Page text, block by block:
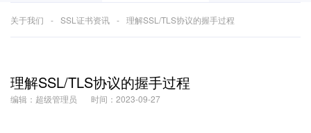
关于我们 SSL证书资讯 理解SSL/TLS协议的握手过程
理解SSL/TLS协议的握手过程
编辑：超级管理员 时间：2023-09-27